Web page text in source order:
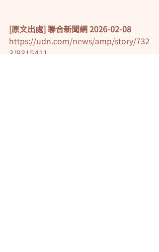
[原文出處] 聯合新聞網 2026-02-08
https://udn.com/news/amp/story/732
3/9315411